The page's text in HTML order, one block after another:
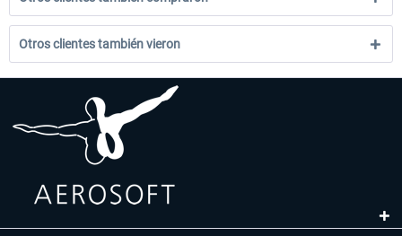
Otros clientes también vieron